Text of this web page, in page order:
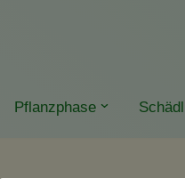
Pflanzphase